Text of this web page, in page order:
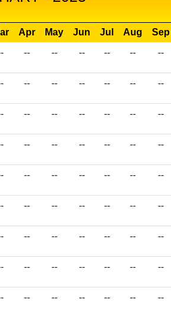
Apr May Jun Jul Aug
Sep
-- -- -- -- -- --
-- -- -- -- -- --
-- -- -- -- -- --
-- -- -- -- -- --
-- -- -- -- -- --
-- -- -- -- -- --
-- -- -- -- -- --
-- -- -- -- -- --
-- -- -- -- -- --